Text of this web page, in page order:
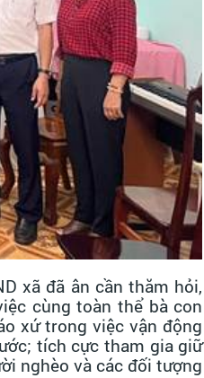
xã đã ân cần thăm hỏi,
cùng toàn thể bà con
xứ trong việc vận động
tích cực tham gia giữ
nghèo và các đối tượng